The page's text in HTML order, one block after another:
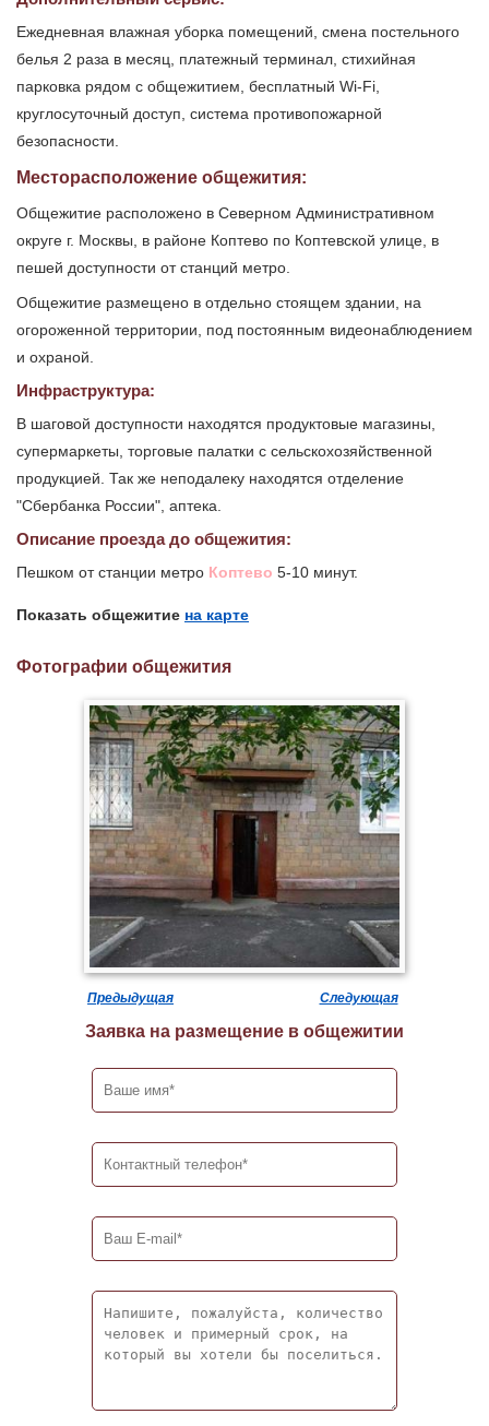
Ежедневная влажная уборка помещений, смена постельного
белья 2 раза в месяц, платежный терминал, стихийная
парковка рядом с общежитием, бесплатный Wi-Fi,
круглосуточный доступ, система противопожарной
безопасности.
Месторасположение общежития:
Общежитие расположено в Северном Административном
округе г. Москвы, в районе Коптево по Коптевской улице, в
пешей доступности от станций метро.
Общежитие размещено в отдельно стоящем здании, на
огороженной территории, под постоянным видеонаблюдением
и охраной.
Инфраструктура:
В шаговой доступности находятся продуктовые магазины,
супермаркеты, торговые палатки с сельскохозяйственной
продукцией. Так же неподалеку находятся отделение
"Сбербанка России", аптека.
Описание проезда до общежития:
Пешком от станции метро Коптево 5-10 минут.
Показать общежитие на карте
Фотографии общежития
Предыдущая Следующая
Заявка на размещение в общежитии